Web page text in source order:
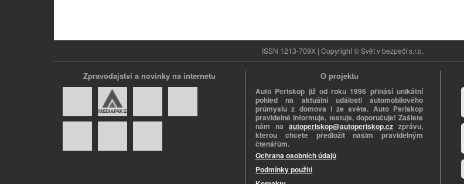
ISSN 1213-709X | Copyright © Svět v bezpečí s.r.o.
Zpravodajství a novinky na internetu O projektu
Auto Periskop již od roku 1996 přináší unikátní
pohled na aktuální události automobilového
průmyslu z domova i ze světa. Auto Periskop
pravidelně informuje, testuje, doporučuje! Zašlete
nám na autoperiskop@autoperiskop.cz zprávu,
kterou chcete předložit našim pravidelným
čtenářům.
Ochrana osobních údajů
Podmínky použití